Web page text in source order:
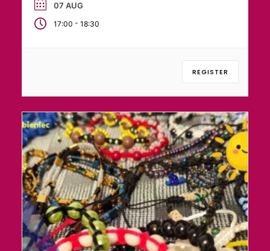
07 AUG
17:00 - 18:30
REGISTER